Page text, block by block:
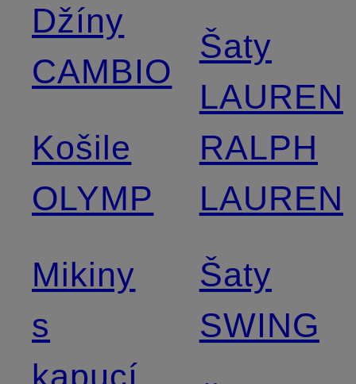
Džíny
CAMBIO
Košile
OLYMP
Mikiny
s
kapucí
Šaty
LAUREN
RALPH
LAUREN
Šaty
SWING